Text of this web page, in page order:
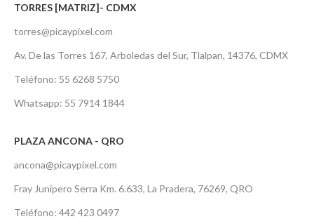
TORRES [MATRIZ]- CDMX
torres@picaypixel.com
Av. De las Torres 167, Arboledas del Sur, Tlalpan, 14376, CDMX
Teléfono: 55 6268 5750
Whatsapp: 55 7914 1844
PLAZA ANCONA - QRO
ancona@picaypixel.com
Fray Junípero Serra Km. 6.633, La Pradera, 76269, QRO
Teléfono: 442 423 0497